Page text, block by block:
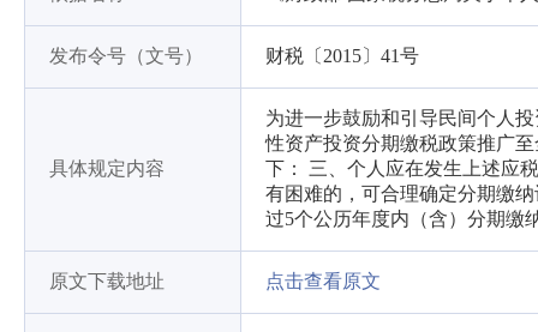
发布令号（文号） 财税〔2015〕41号
具体规定内容
为进一步鼓励和引导民间个人
性资产投资分期缴税政策推广
下： 三、个人应在发生上述应
有困难的，可合理确定分期缴
过5个公历年度内（含）分期缴
原文下载地址 点击查看原文